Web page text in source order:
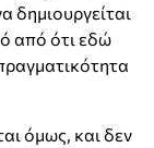
δημιουργείται
από ότι εδώ
όμως, και δεν